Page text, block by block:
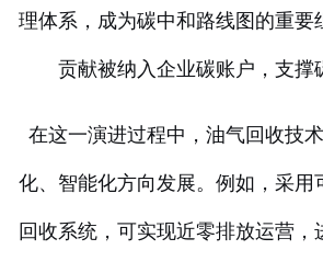
理体系，成为碳中和路线图的重要
贡献被纳入企业碳账户，支撑
在这一演进过程中，油气回收技
化、智能化方向发展。例如，采用
回收系统，可实现近零排放运营，